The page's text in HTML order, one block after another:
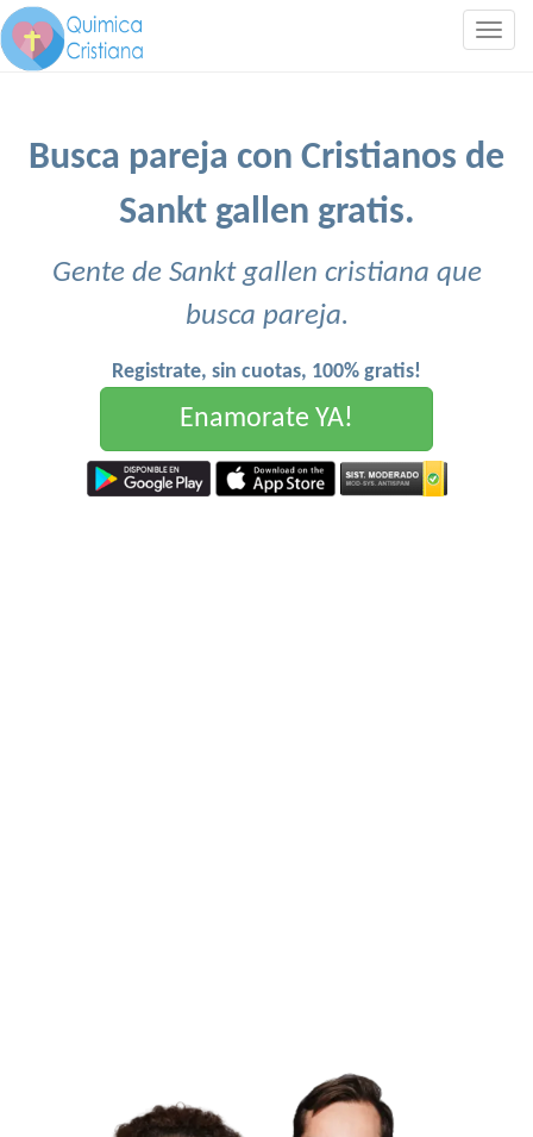
Busca pareja con Cristianos de
Sankt gallen gratis.
Gente de Sankt gallen cristiana que
busca pareja.
Registrate, sin cuotas, 100% gratis!
Enamorate YA!